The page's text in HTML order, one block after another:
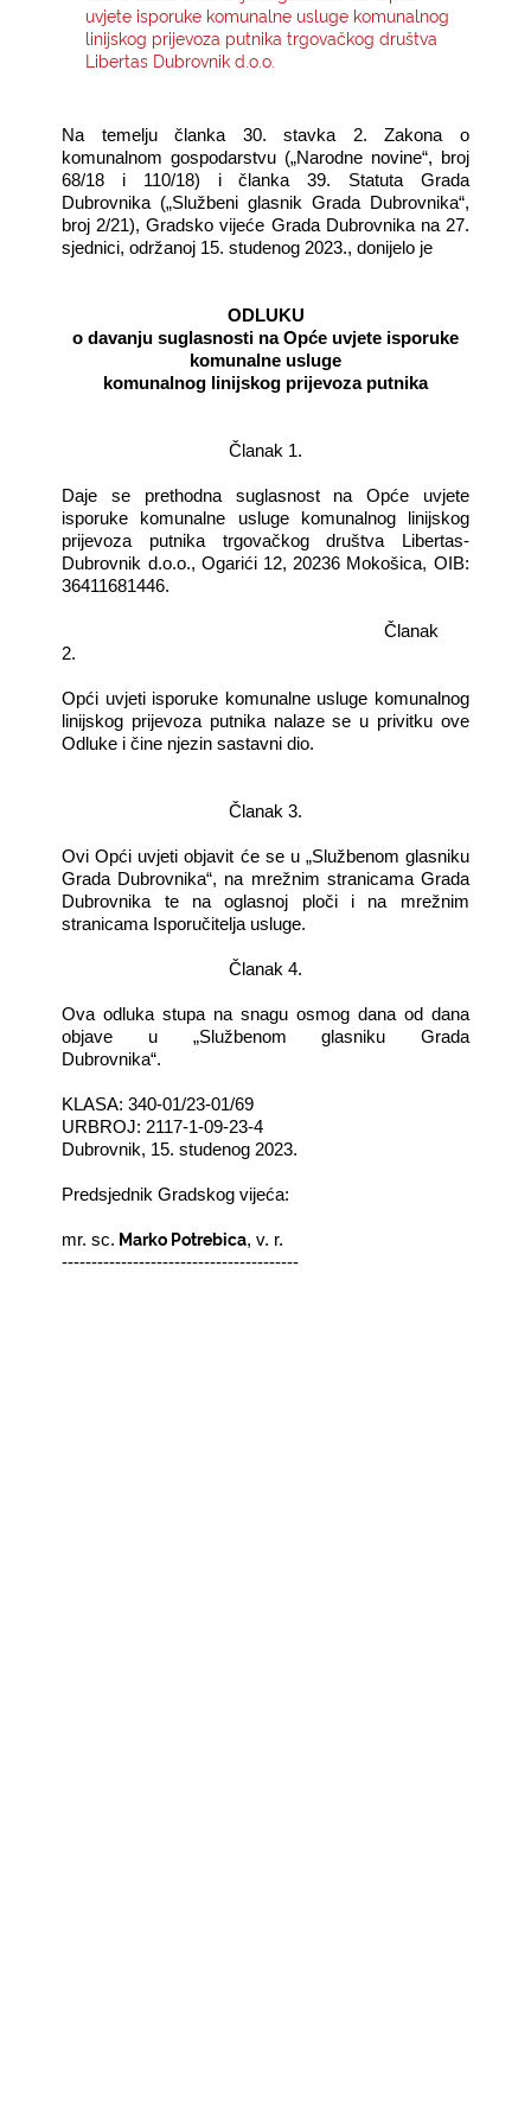
KONTAKTI
uvjete isporuke komunalne usluge komunalnog
linijskog prijevoza putnika trgovačkog društva
Libertas Dubrovnik d.o.o.
Na temelju članka 30. stavka 2. Zakona o
komunalnom gospodarstvu („Narodne novine“, broj
68/18 i 110/18) i članka 39. Statuta Grada
Dubrovnika („Službeni glasnik Grada Dubrovnika“,
broj 2/21), Gradsko vijeće Grada Dubrovnika na 27.
sjednici, održanoj 15. studenog 2023., donijelo je
ODLUKU
o davanju suglasnosti na Opće uvjete isporuke
komunalne usluge
komunalnog linijskog prijevoza putnika
Članak 1.
Daje se prethodna suglasnost na Opće uvjete
isporuke komunalne usluge komunalnog linijskog
prijevoza putnika trgovačkog društva Libertas-
Dubrovnik d.o.o., Ogarići 12, 20236 Mokošica, OIB:
36411681446.
Članak
2.
Opći uvjeti isporuke komunalne usluge komunalnog
linijskog prijevoza putnika nalaze se u privitku ove
Odluke i čine njezin sastavni dio.
Članak 3.
Ovi Opći uvjeti objavit će se u „Službenom glasniku
Grada Dubrovnika“, na mrežnim stranicama Grada
Dubrovnika te na oglasnoj ploči i na mrežnim
stranicama Isporučitelja usluge.
Članak 4.
Ova odluka stupa na snagu osmog dana od dana
objave u „Službenom glasniku Grada
Dubrovnika“.
KLASA: 340-01/23-01/69
URBROJ: 2117-1-09-23-4
Dubrovnik, 15. studenog 2023.
Predsjednik Gradskog vijeća:
mr. sc. Marko Potrebica, v. r.
----------------------------------------